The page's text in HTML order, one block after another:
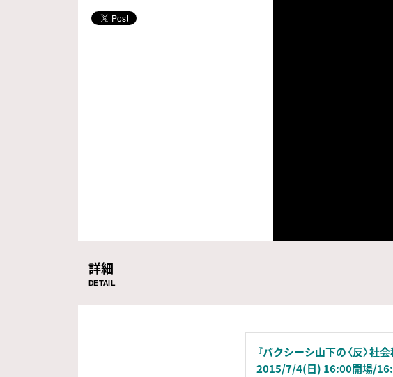
詳細
DETAIL
『バクシーシ山下の〈反〉社
2015/7/4(日) 16:00開場/